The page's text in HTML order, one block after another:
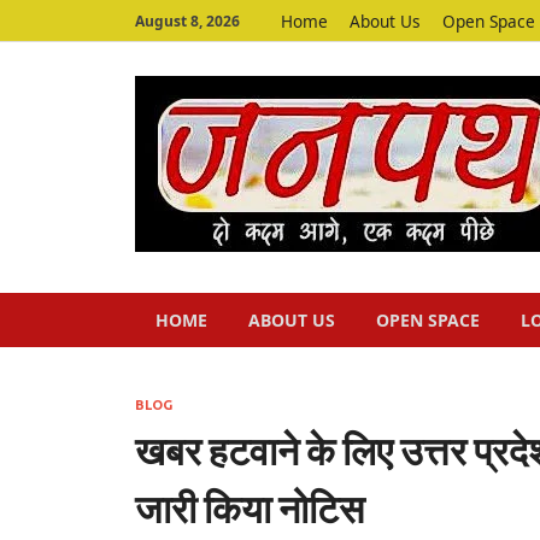
August 8, 2026 Home About Us Open Space
HOME ABOUT US OPEN SPACE
BLOG
खबर हटवाने के लिए उत्तर
जारी किया नोटिस